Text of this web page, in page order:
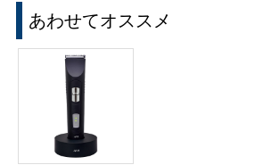
あわせてオススメ